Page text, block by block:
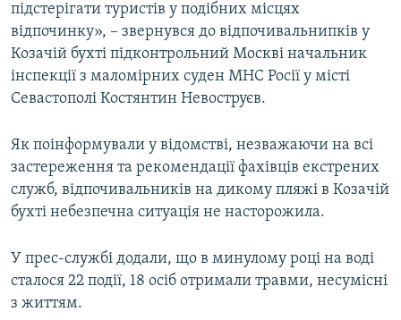
підстерігати туристів у подібних місцях
відпочинку», – звернувся до відпочивальнипків у
Козачій бухті підконтрольний Москві начальник
інспекції з маломірних суден МНС Росії у місті
Севастополі Костянтин Невоструєв.
Як поінформували у відомстві, незважаючи на всі
застереження та рекомендації фахівців екстрених
служб, відпочивальників на дикому пляжі в Козачій
бухті небезпечна ситуація не насторожила.
У прес-службі додали, що в минулому році на воді
сталося 22 події, 18 осіб отримали травми, несумісні
з життям.